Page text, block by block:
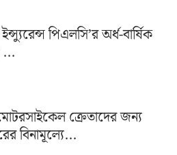
পিএলসি’র অর্ধ-বার্ষিক
...
ক্রেতাদের জন্য
বিনামূল্যে...